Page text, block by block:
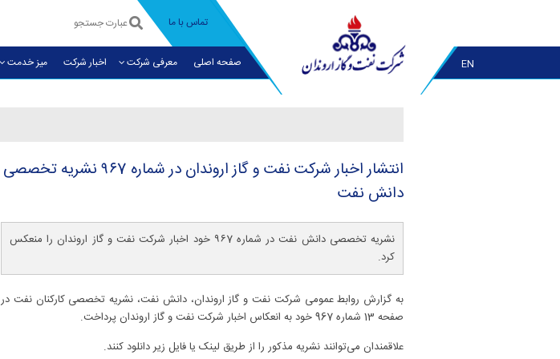
تماس با ما
EN صفحه اصلی معرفی شرکت اخبار شرکت میز خدمت
انتشار اخبار شركت نفت و گاز اروندان در شماره ۹۶7 نشریه تخصصی
دانش نفت
نشریه تخصصی دانش نفت در شماره ۹۶7 خود اخبار شرکت نفت و گاز اروندان را منعکس
کرد.
به گزارش روابط عمومی شرکت نفت و گاز اروندان، دانش نفت، نشریه تخصصی کارکنان نفت در
صفحه 13 شماره 967 خود به انعکاس اخبار شرکت نفت و گاز اروندان پرداخت.
علاقمندان می‌توانند نشریه مذکور را از طریق لینک یا فایل زیر دانلود کنند.